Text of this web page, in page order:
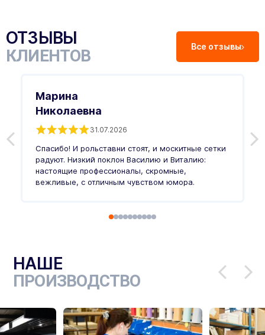
ОТЗЫВЫ
КЛИЕНТОВ Все отзывы
Марина
Николаевна
31.07.2026
Спасибо! И рольставни стоят, и москитные сетки
радуют. Низкий поклон Василию и Виталию:
настоящие профессионалы, скромные,
вежливые, с отличным чувством юмора.
НАШЕ
ПРОИЗВОДСТВО